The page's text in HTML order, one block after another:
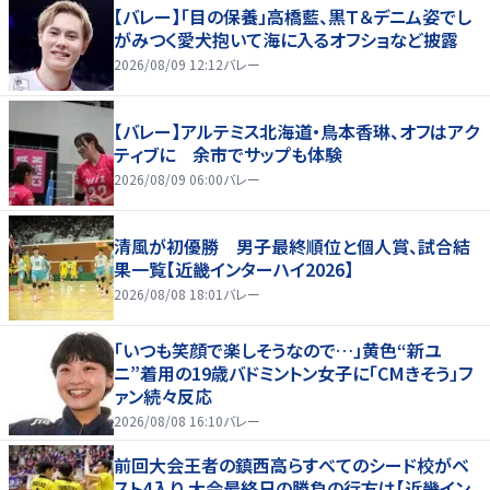
【バレー】「目の保養」高橋藍、黒Ｔ＆デニム姿でし
がみつく愛犬抱いて海に入るオフショなど披露
2026/08/09 12:12バレー
【バレー】アルテミス北海道・鳥本香琳、オフはアク
ティブに 余市でサップも体験
2026/08/09 06:00バレー
清風が初優勝 男子最終順位と個人賞、試合結
果一覧【近畿インターハイ2026】
2026/08/08 18:01 バレー
「いつも笑顔で楽しそうなので…」黄色“新ユ
ニ”着用の19歳バドミントン女子に「CMきそう」フ
ァン続々反応
2026/08/08 16:10バレー
前回大会王者の鎮西高らすべてのシード校がベ